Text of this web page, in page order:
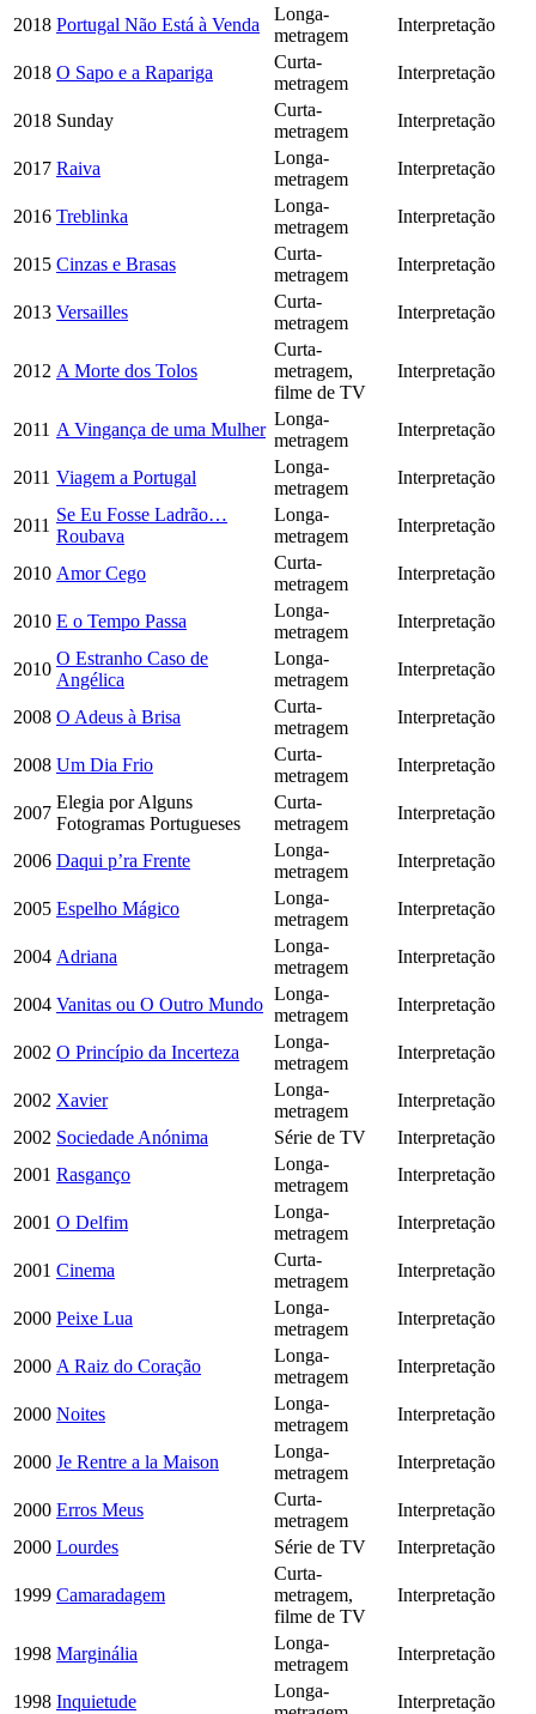
2018 Portugal Não Está à Venda
Longa-
metragem
Interpretação
2018 O Sapo e a Rapariga
Curta-
metragem
Interpretação
2018 Sunday
Curta-
metragem
Interpretação
2017 Raiva
Longa-
metragem
Interpretação
2016 Treblinka
Longa-
metragem
Interpretação
2015 Cinzas e Brasas
Curta-
metragem
Interpretação
2013 Versailles
Curta-
metragem
Interpretação
2012 A Morte dos Tolos
Curta-
metragem,
filme de TV
Interpretação
2011 A Vingança de uma Mulher
Longa-
metragem
Interpretação
2011 Viagem a Portugal
Longa-
metragem
Interpretação
2011
Se Eu Fosse Ladrão…
Roubava
Longa-
metragem
Interpretação
2010 Amor Cego
Curta-
metragem
Interpretação
2010 E o Tempo Passa
Longa-
metragem
Interpretação
2010
O Estranho Caso de
Angélica
Longa-
metragem
Interpretação
2008 O Adeus à Brisa
Curta-
metragem
Interpretação
2008 Um Dia Frio
Curta-
metragem
Interpretação
2007
Elegia por Alguns
Fotogramas Portugueses
Curta-
metragem
Interpretação
2006 Daqui p’ra Frente
Longa-
metragem
Interpretação
2005 Espelho Mágico
Longa-
metragem
Interpretação
2004 Adriana
Longa-
metragem
Interpretação
2004 Vanitas ou O Outro Mundo
Longa-
metragem
Interpretação
2002 O Princípio da Incerteza
Longa-
metragem
Interpretação
2002 Xavier
Longa-
metragem
Interpretação
2002 Sociedade Anónima Série de TV
Interpretação
2001 Rasganço
Longa-
metragem
Interpretação
2001 O Delfim
Longa-
metragem
Interpretação
2001 Cinema
Curta-
metragem
Interpretação
2000 Peixe Lua
Longa-
metragem
Interpretação
2000 A Raiz do Coração
Longa-
metragem
Interpretação
2000 Noites
Longa-
metragem
Interpretação
2000 Je Rentre a la Maison
Longa-
metragem
Interpretação
2000 Erros Meus
Curta-
metragem
Interpretação
2000 Lourdes Série de TV Interpretação
1999 Camaradagem
Curta-
metragem,
filme de TV
Interpretação
1998 Marginália
Longa-
metragem
Interpretação
1998 Inquietude
Longa-
Interpretação